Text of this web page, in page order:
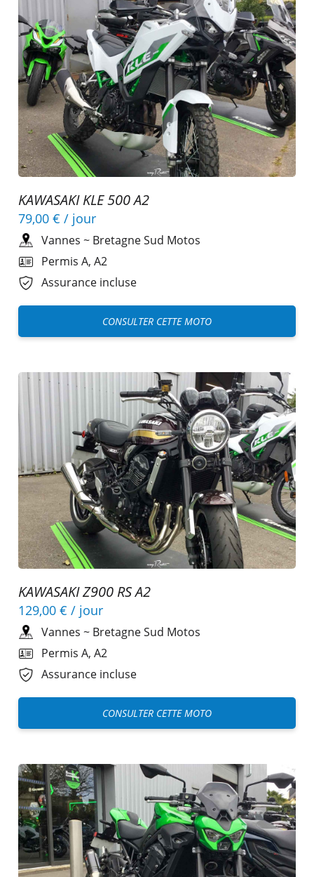
KAWASAKI KLE 500 A2
79,00 € / jour
Vannes ~ Bretagne Sud Motos
Permis A, A2
Assurance incluse
CONSULTER CETTE MOTO
KAWASAKI Z900 RS A2
129,00 € / jour
Vannes ~ Bretagne Sud Motos
Permis A, A2
Assurance incluse
CONSULTER CETTE MOTO